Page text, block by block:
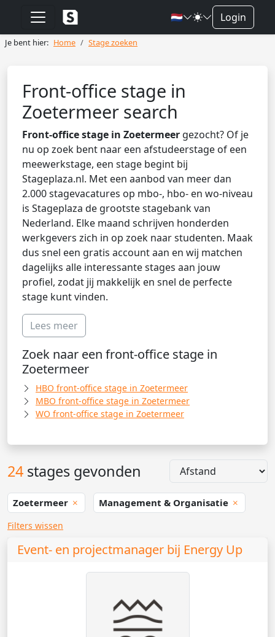
🇳🇱 Login
Je bent hier: Home Stage zoeken
Front-office stage in
Zoetermeer search
Front-office stage in Zoetermeer gezocht? Of je
nu op zoek bent naar een afstudeerstage of een
meewerkstage, een stage begint bij
Stageplaza.nl. Met een aanbod van meer dan
2.000 stagevacatures op mbo-, hbo- en wo-niveau
is Stageplaza de grootste stagebank van
Nederland. Elke maand schrijven honderden
werkgevers zich in op zoek naar studenten. Maak
dus snel een gratis account aan en wij matchen
dagelijks alle interessante stages aan jouw
profiel, zodat jij makkelijk en snel de perfecte
stage kunt vinden.
Lees meer
Zoek naar een front-office stage in
Zoetermeer
HBO front-office stage in Zoetermeer
MBO front-office stage in Zoetermeer
WO front-office stage in Zoetermeer
24 stages gevonden
Zoetermeer Management & Organisatie
Filters wissen
Event- en projectmanager bij Energy Up